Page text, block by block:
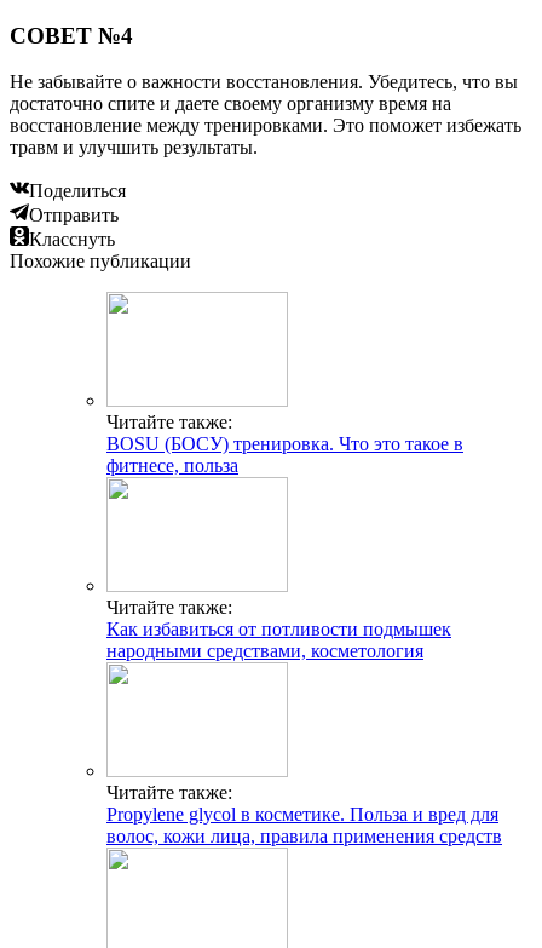
СОВЕТ №4
Не забывайте о важности восстановления. Убедитесь, что вы
достаточно спите и даете своему организму время на
восстановление между тренировками. Это поможет избежать
травм и улучшить результаты.
Поделиться
Отправить
Класснуть
Похожие публикации
Читайте также:
BOSU (БОСУ) тренировка. Что это такое в
фитнесе, польза
Читайте также:
Как избавиться от потливости подмышек
народными средствами, косметология
Читайте также:
Propylene glycol в косметике. Польза и вред для
волос, кожи лица, правила применения средств